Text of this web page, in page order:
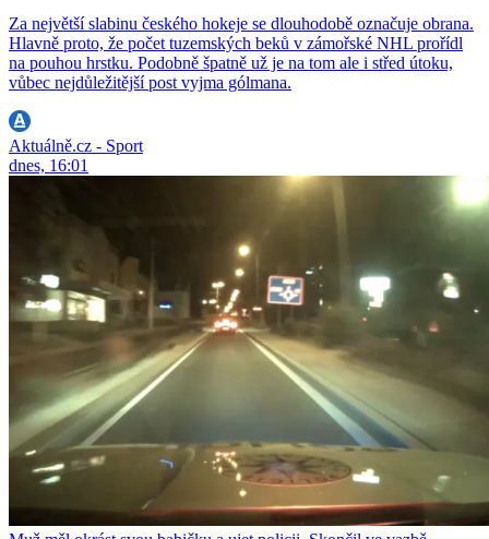
Za největší slabinu českého hokeje se dlouhodobě označuje obrana.
Hlavně proto, že počet tuzemských beků v zámořské NHL prořídl
na pouhou hrstku. Podobně špatně už je na tom ale i střed útoku,
vůbec nejdůležitější post vyjma gólmana.
Aktuálně.cz - Sport
dnes, 16:01